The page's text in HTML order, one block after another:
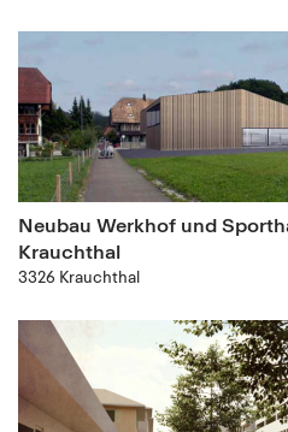
Neubau Werkhof und
Krauchthal
3326 Krauchthal